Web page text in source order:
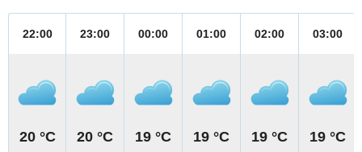
22:00
20 °C
23:00
20 °C
00:00
19 °C
01:00
19 °C
02:00
19 °C
03:00
19 °C